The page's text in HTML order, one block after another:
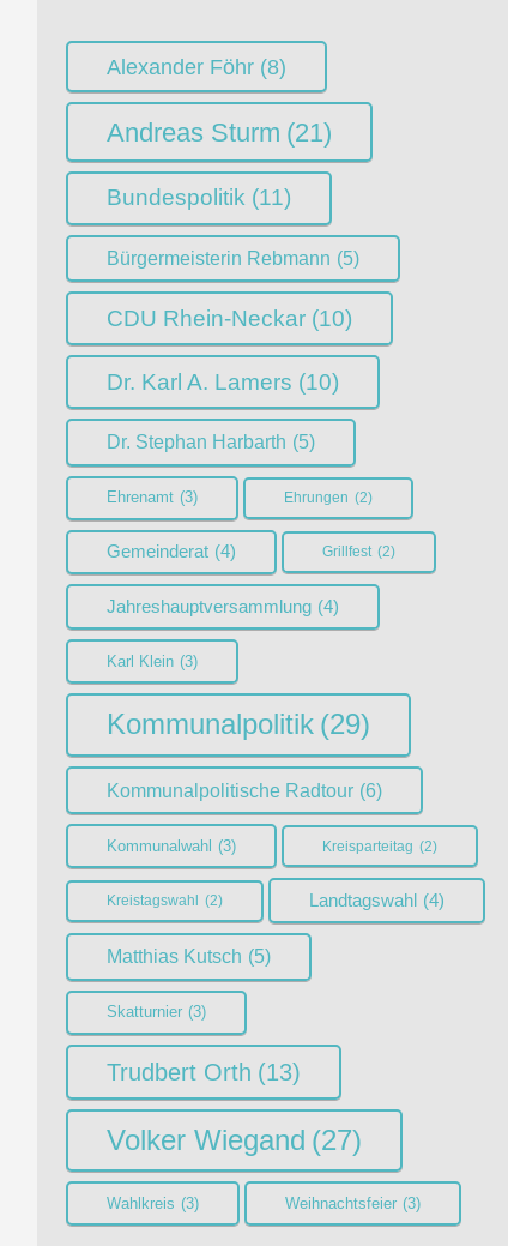
Alexander Föhr (8)
Andreas Sturm (21)
Bundespolitik (11)
Bürgermeisterin Rebmann (5)
CDU Rhein-Neckar (10)
Dr. Karl A. Lamers (10)
Dr. Stephan Harbarth (5)
Ehrenamt (3) Ehrungen (2)
Gemeinderat (4) Grillfest (2)
Jahreshauptversammlung (4)
Karl Klein (3)
Kommunalpolitik (29)
Kommunalpolitische Radtour (6)
Kommunalwahl (3) Kreisparteitag (2)
Kreistagswahl (2) Landtagswahl (4)
Matthias Kutsch (5)
Skatturnier (3)
Trudbert Orth (13)
Volker Wiegand (27)
Wahlkreis (3) Weihnachtsfeier (3)